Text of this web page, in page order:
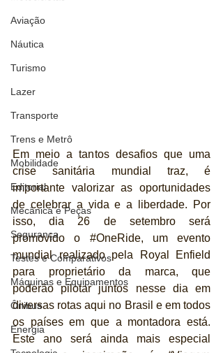
Aviação
Náutica
Turismo
Lazer
Transporte
Trens e Metrô
Mobilidade
Editorial
Mecânica e Peças
Segurança
Testes e Comparativos
Máquinas e Equipamentos
Ônibus
Energia
Em meio a tantos desafios que uma
crise sanitária mundial traz, é
importante valorizar as oportunidades
de celebrar a vida e a liberdade. Por
isso, dia 26 de setembro será
promovido o #OneRide, um evento
mundial realizado pela Royal Enfield
para proprietário da marca, que
poderão pilotar juntos nesse dia em
diversas rotas aqui no Brasil e em todos
os países em que a montadora está.
Este ano será ainda mais especial